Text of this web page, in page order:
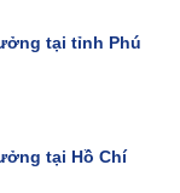
tại tỉnh Phú
tại Hồ Chí